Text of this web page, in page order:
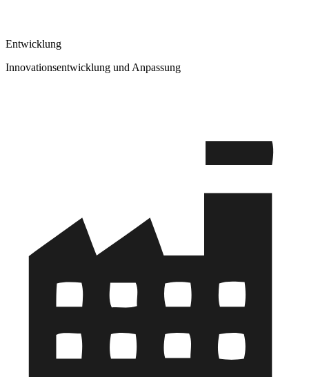
Entwicklung
Innovationsentwicklung und Anpassung